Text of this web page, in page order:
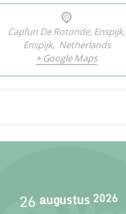
Capfun De Rotonde, Enspijk,
Enspijk, Netherlands
+ Google Maps
26 augustus 2026